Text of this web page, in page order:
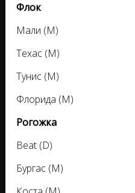
Флок
Мали (М)
Техас (М)
Тунис (М)
Флорида (М)
Рогожка
Beat (D)
Бургас (M)